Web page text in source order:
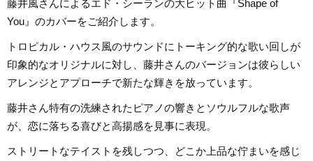
藤井風さんによるエド・シーランの大ヒット曲『Shape of
You』のカバーをご紹介します。
トロピカル・ハウス風のサウンドにトーキング的な歌い回しが
印象的なオリジナルに対し、藤井さんのバージョンは彼らしい
アレンジとアプローチで新たな輝きを放っています。
藤井さん特有の洗練されたピアノの響きとソウルフルな歌声
が、恋に落ちる喜びと高揚感を見事に表現。
ストリートなテイストを残しつつ、どこか上品な佇まいを感じ